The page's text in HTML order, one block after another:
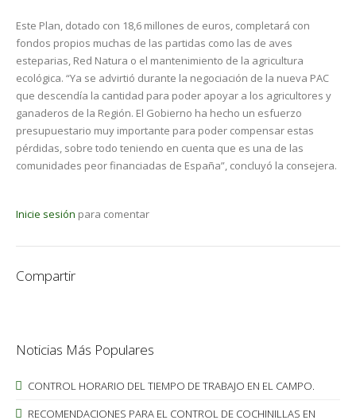
Este Plan, dotado con 18,6 millones de euros, completará con
fondos propios muchas de las partidas como las de aves
esteparias, Red Natura o el mantenimiento de la agricultura
ecológica. “Ya se advirtió durante la negociación de la nueva PAC
que descendía la cantidad para poder apoyar a los agricultores y
ganaderos de la Región. El Gobierno ha hecho un esfuerzo
presupuestario muy importante para poder compensar estas
pérdidas, sobre todo teniendo en cuenta que es una de las
comunidades peor financiadas de España”, concluyó la consejera.
Inicie sesión para comentar
Compartir
Noticias Más Populares
CONTROL HORARIO DEL TIEMPO DE TRABAJO EN EL CAMPO.
RECOMENDACIONES PARA EL CONTROL DE COCHINILLAS EN